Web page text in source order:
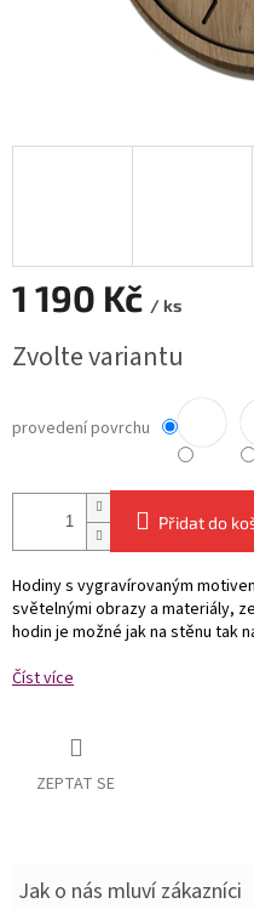
1 190 Kč / ks
cena:
Zvolte variantu
provedení povrchu
Přidat do
Hodiny s vygravírovaným
světelnými obrazy a materiály,
hodin je možné jak na stěnu tak
Číst více
ZEPTAT SE
Jak o nás mluví zákazníci